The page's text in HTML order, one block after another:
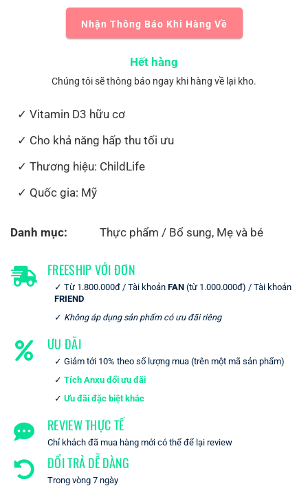
Nhận Thông Báo Khi Hàng Về
Hết hàng
Chúng tôi sẽ thông báo ngay khi hàng về lại kho.
Vitamin D3 hữu cơ
Cho khả năng hấp thu tối ưu
Thương hiệu: ChildLife
Quốc gia: Mỹ
Danh mục: Thực phẩm / Bổ sung, Mẹ và bé
FREESHIP VỚI ĐƠN
Từ 1.800.000đ / Tài khoản FAN (từ 1.000.000đ) / Tài khoản
FRIEND
Không áp dụng sản phẩm có ưu đãi riêng
ƯU ĐÃI
Giảm tới 10% theo số lượng mua (trên một mã sản phẩm)
Tích Anxu đổi ưu đãi
Ưu đãi đặc biệt khác
REVIEW THỰC TẾ
Chỉ khách đã mua hàng mới có thể để lại review
ĐỔI TRẢ DỄ DÀNG
Trong vòng 7 ngày